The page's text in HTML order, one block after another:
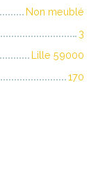
Non meublé
3
Lille 59000
170